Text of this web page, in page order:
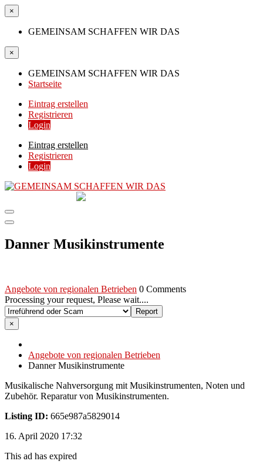
×
GEMEINSAM SCHAFFEN WIR DAS
×
GEMEINSAM SCHAFFEN WIR DAS
Startseite
Eintrag erstellen
Registrieren
Login
Eintrag erstellen
Registrieren
Login
Danner Musikinstrumente
Angebote von regionalen Betrieben 0 Comments
Processing your request, Please wait....
×
Angebote von regionalen Betrieben
Danner Musikinstrumente
Musikalische Nahversorgung mit Musikinstrumenten, Noten und
Zubehör. Reparatur von Musikinstrumenten.
Listing ID: 665e987a5829014
16. April 2020 17:32
This ad has expired